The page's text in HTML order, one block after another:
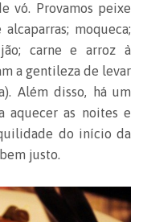
vó. Provamos peixe
moqueca;
carne e arroz à
a gentileza de levar
Além disso, há um
aquecer as noites e
do início da
justo.